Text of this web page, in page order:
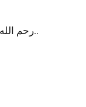
رحم الله وزارة الخارجية الأمريكية..